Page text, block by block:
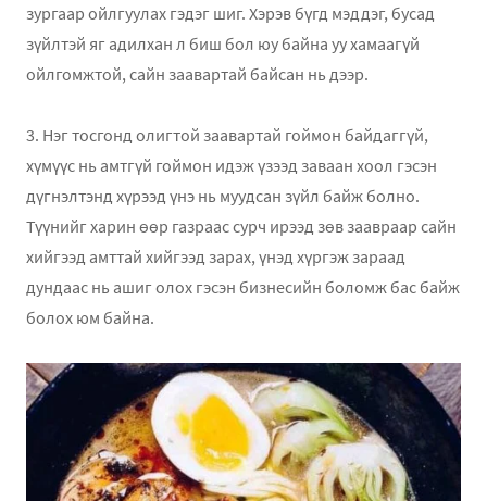
зургаар ойлгуулах гэдэг шиг. Хэрэв бүгд мэддэг, бусад
зүйлтэй яг адилхан л биш бол юу байна уу хамаагүй
ойлгомжтой, сайн заавартай байсан нь дээр.
3. Нэг тосгонд олигтой заавартай гоймон байдаггүй,
хүмүүс нь амтгүй гоймон идэж үзээд заваан хоол гэсэн
дүгнэлтэнд хүрээд үнэ нь муудсан зүйл байж болно.
Түүнийг харин өөр газраас сурч ирээд зөв заавраар сайн
хийгээд амттай хийгээд зарах, үнэд хүргэж зараад
дундаас нь ашиг олох гэсэн бизнесийн боломж бас байж
болох юм байна.